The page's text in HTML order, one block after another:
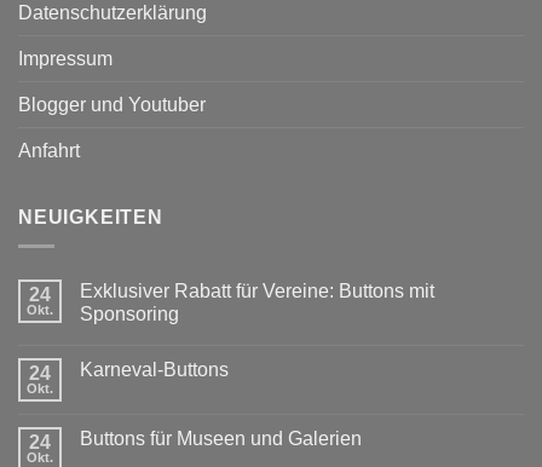
Datenschutzerklärung
Impressum
Blogger und Youtuber
Anfahrt
NEUIGKEITEN
24
Okt.
Exklusiver Rabatt für Vereine: Buttons mit
Sponsoring
zu
Vereine:
Buttons
24
Okt.
Karneval-Buttons
Karneval-
24
Okt.
Buttons für Museen und Galerien